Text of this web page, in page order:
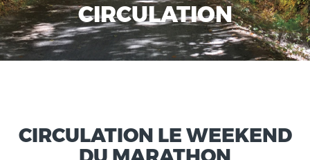
CIRCULATION
CIRCULATION LE WEEKEND